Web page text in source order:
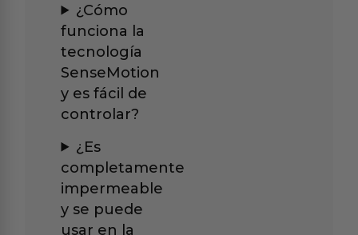
¿Cómo
funciona la
tecnología
SenseMotion
y es fácil de
controlar?
¿Es
completamente
impermeable
y se puede
usar en la